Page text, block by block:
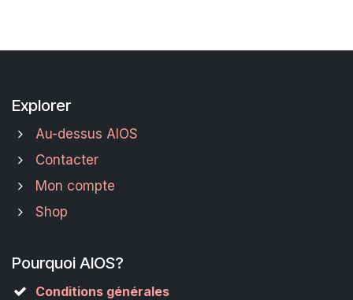
Explorer
Au-dessus AIOS
Contacter
Mon compte
Shop
Pourquoi AIOS?
Conditions générales